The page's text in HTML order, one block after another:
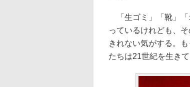
「生ゴミ」「靴」「
っているけれども、
きれない気がする。
たちは21世紀を生きて